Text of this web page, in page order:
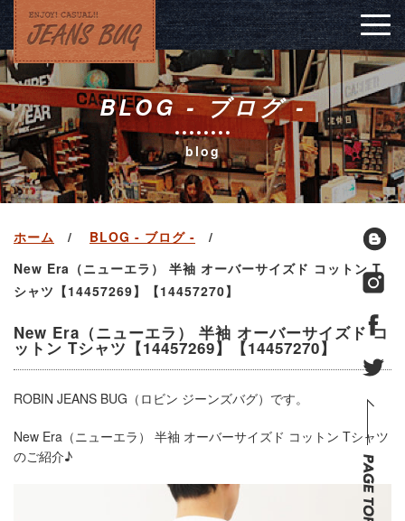
BLOG - ブログ -
blog
ホーム
BLOG - ブログ -
New Era（ニューエラ） 半袖 オーバーサイズド コットン T
シャツ【14457269】【14457270】
New Era（ニューエラ） 半袖 オーバーサイズド コ
ットン Tシャツ【14457269】【14457270】
ROBIN JEANS BUG（ロビン ジーンズバグ）です。
New Era（ニューエラ） 半袖 オーバーサイズド コットン Tシャツ
のご紹介♪